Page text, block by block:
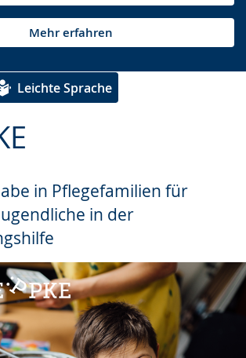
Mehr erfahren
in Pflegefamilien für
in der
Leichte Sprache